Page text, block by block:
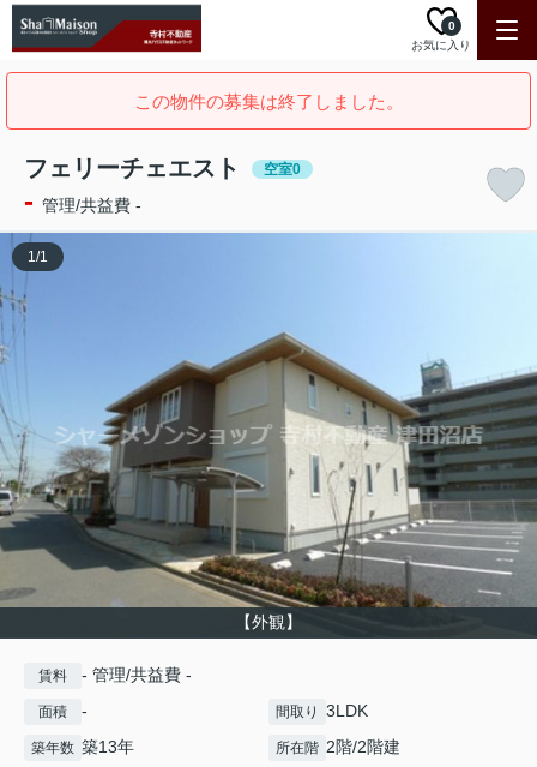
お気に入り
0
この物件の募集は終了しました。
フェリーチェエスト 空室0
- 管理/共益費 -
【外観】
1/1
賃料 - 管理/共益費 -
面積 - 間取り 3LDK
築年数 築13年 所在階 2階/2階建